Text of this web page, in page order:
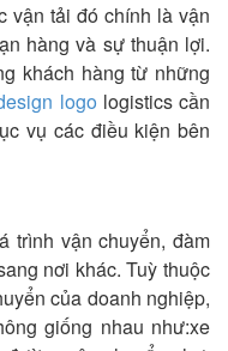
vận tải đó chính là vận
hàng và sự thuận lợi.
khách hàng từ những
logo logistics cần
vụ các điều kiện bên
trình vận chuyển, đàm
nơi khác. Tuỳ thuộc
của doanh nghiệp,
giống nhau như:xe